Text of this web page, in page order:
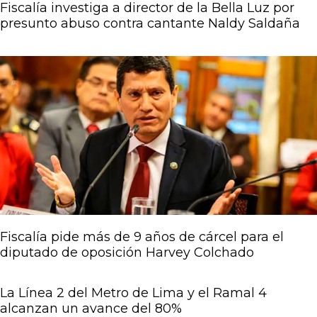
Fiscalía investiga a director de la Bella Luz por
presunto abuso contra cantante Naldy Saldaña
Fiscalía pide más de 9 años de cárcel para el
diputado de oposición Harvey Colchado
La Línea 2 del Metro de Lima y el Ramal 4
alcanzan un avance del 80%